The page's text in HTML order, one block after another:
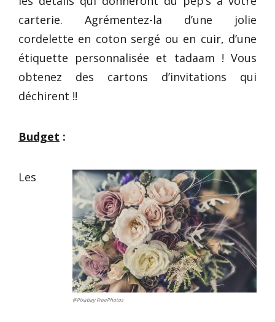
carterie. Agrémentez-la d’une jolie
cordelette en coton sergé ou en cuir, d’une
étiquette personnalisée et tadaam ! Vous
obtenez des cartons d’invitations qui
déchirent !!
Budget :
@Pixabay FreePhotos
Les